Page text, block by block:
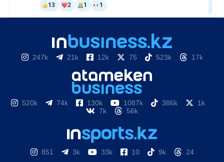
247k 21k 12k 75 523k 17k
520k 74k 130k 1087k 386k
1k
7k
56k
851 3k 33k 10 9k 24